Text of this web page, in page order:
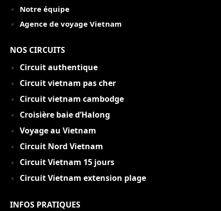
Notre équipe
Agence de voyage Vietnam
NOS CIRCUITS
Circuit authentique
Circuit vietnam pas cher
Circuit vietnam cambodge
Croisière baie d’Halong
Voyage au Vietnam
Circuit Nord Vietnam
Circuit Vietnam 15 jours
Circuit Vietnam extension plage
INFOS PRATIQUES